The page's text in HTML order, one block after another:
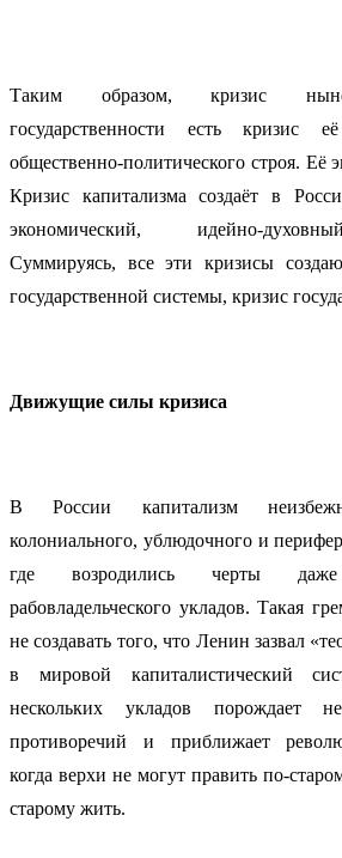
Таким образом, кризис
государственности есть кризис её
общественно-политического строя. Её
Кризис капитализма создаёт в
экономический, идейно-
Суммируясь, все эти кризисы
государственной системы, кризис
Движущие силы кризиса
В России капитализм
колониального, ублюдочного и
где возродились черты
рабовладельческого укладов. Такая
не создавать того, что Ленин зазвал
в мировой капиталистический
нескольких укладов порождает
противоречий и приближает
когда верхи не могут править по-
старому жить.